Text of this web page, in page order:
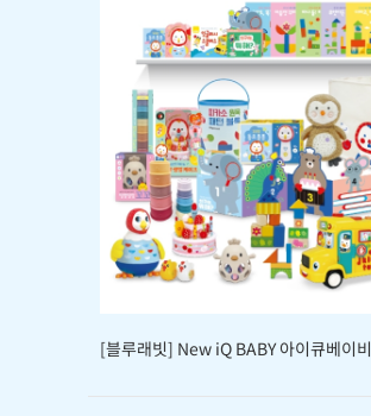
[블루래빗] New iQ BABY 아이큐베이비